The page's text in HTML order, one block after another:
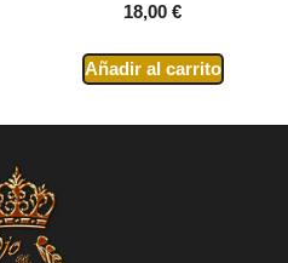
18,00 €
Añadir al carrito